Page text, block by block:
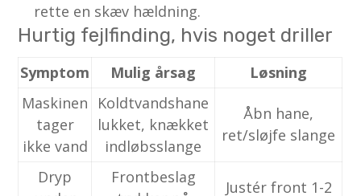
rette en skæv hældning.
Hurtig fejlfinding, hvis noget driller
Symptom Mulig årsag
Løsning
Maskinen
tager
ikke vand
Koldtvandshane
lukket, knækket
indløbsslange
Åbn hane,
ret/sløjfe slange
Dryp
Frontbeslag
Justér front 1-2